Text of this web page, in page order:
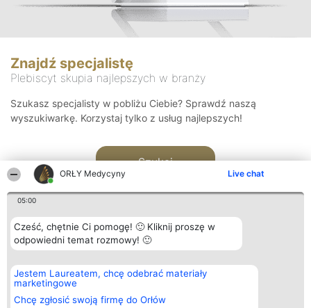
ORŁY Medycyny Live chat
05:00
Cześć, chętnie Ci pomogę! 🙂 Kliknij proszę w
odpowiedni temat rozmowy! 🙂
Jestem Laureatem, chcę odebrać materiały
marketingowe
Chcę zgłosić swoją firmę do Orłów
Znajdź specjalistę
Plebiscyt skupia najlepszych w branży
Szukasz specjalisty w pobliżu Ciebie? Sprawdź naszą
wyszukiwarkę. Korzystaj tylko z usług najlepszych!
Szukaj
Organizator plebiscytu
Bright Side Solutions sp. z o.
o. sp. k.
ul. Ruska 22
Wrocław 50-079
Plebiscyt
Laureaci
wszystkich
Laureatów
Kontakt
Kontakt